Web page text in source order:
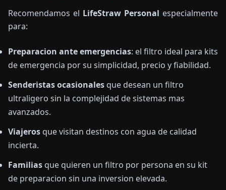
Recomendamos el LifeStraw Personal especialmente
para:
Preparacion ante emergencias: el filtro ideal para kits
de emergencia por su simplicidad, precio y fiabilidad.
Senderistas ocasionales que desean un filtro
ultraligero sin la complejidad de sistemas mas
avanzados.
Viajeros que visitan destinos con agua de calidad
incierta.
Familias que quieren un filtro por persona en su kit
de preparacion sin una inversion elevada.